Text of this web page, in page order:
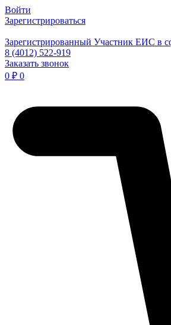
Войти
Зарегистрироваться
Зарегистрированный Участник ЕИС в
8 (4012) 522-919
Заказать звонок
0 ₽ 0